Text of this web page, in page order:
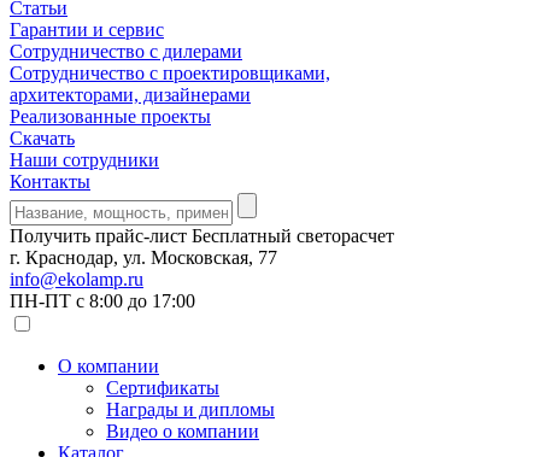
Статьи
Гарантии и сервис
Сотрудничество с дилерами
Сотрудничество с проектировщиками,
архитекторами, дизайнерами
Реализованные проекты
Скачать
Наши сотрудники
Контакты
Получить прайс-лист Бесплатный светорасчет
г. Краснодар, ул. Московская, 77
info@ekolamp.ru
ПН-ПТ с 8:00 до 17:00
О компании
Сертификаты
Награды и дипломы
Видео о компании
Каталог